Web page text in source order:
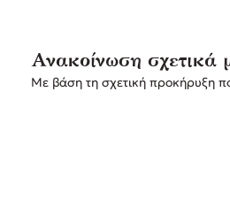
Ανακοίνωση σχετικά
Με βάση τη σχετική προκήρυξη